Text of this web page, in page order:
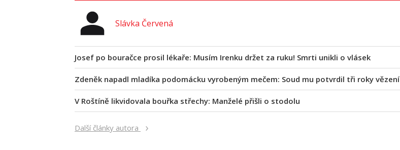
Slávka Červená
Josef po bouračce prosil lékaře: Musím Irenku držet za ruku! Smrti unikli o vlásek
Zdeněk napadl mladíka podomácku vyrobeným mečem: Soud mu potvrdil tři roky vězení
V Roštíně likvidovala bouřka střechy: Manželé přišli o stodolu
Další články autora